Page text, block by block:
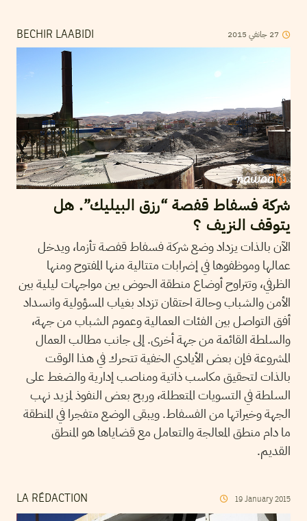
BECHIR LAABIDI 27 جانفي 2015
شركة فسفاط قفصة “رزق البيليك”. هل
يتوقف النزيف ؟
الآن بالذات يزداد وضع شركة فسفاط قفصة تأزما، ويدخل
عمالها وموظفوها في إضرابات متتالية منها المفتوح ومنها
الظرفي، وتتراوح أوضاع منطقة الحوض بين مواجهات ليلية بين
الأمن والشباب وحالة احتقان تزداد بغياب المسؤولية وانسداد
أفق التواصل بين الفئات العمالية وعموم الشباب من جهة،
والسلطة القائمة من جهة أخرى. إلى جانب مطالب العمال
المشروعة فإن بعض الأيادي الخفية تتحرك في هذا الوقت
بالذات لتحقيق مكاسب ذاتية ومناصب إدارية والضغط على
السلطة في التسويات المتعطلة، وربح بعض النفوذ لمزيد نهب
الجهة وخيراتها من الفسفاط. ويبقى الوضع متفجرا في المنطقة
ما دام منطق المعالجة والتعامل مع قضاياها هو المنطق
القديم.
LA RÉDACTION 19 January 2015